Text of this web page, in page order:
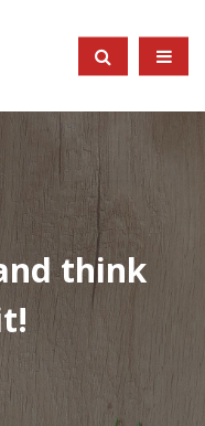
think